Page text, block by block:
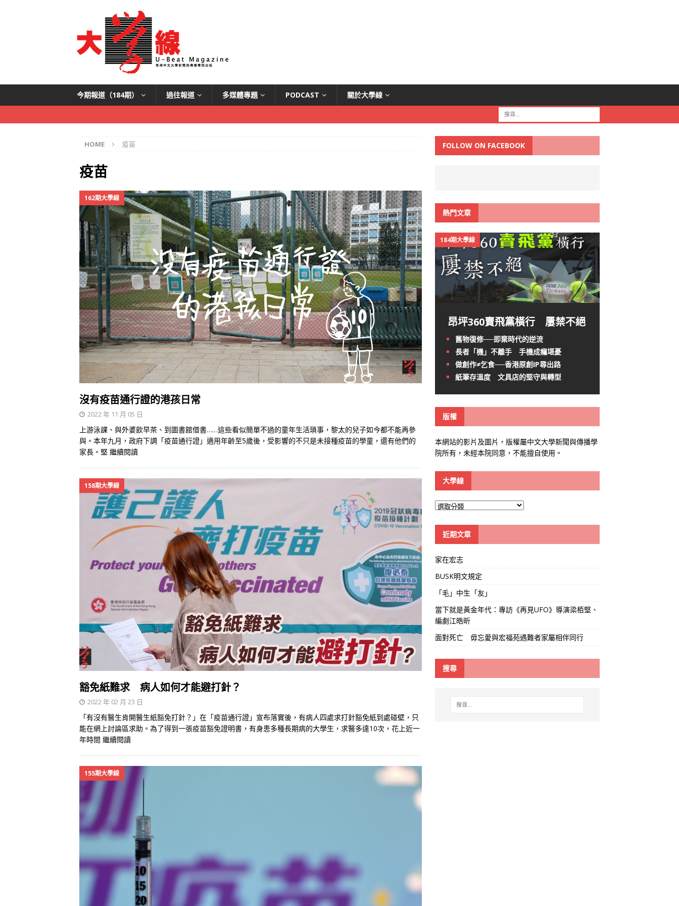
今期報道（184期） 過往報道 多媒體專題 PODCAST 關於大學線
HOME 疫苗
疫苗
162期大學線
沒有疫苗通行證的港孩日常
2022 年 11 月 05 日
上游泳課、與外婆飲早茶、到圖書館借書……這些看似簡單不過的童年生活瑣事，黎太的兒子如今都不能再參
與。本年九月，政府下調「疫苗通行證」適用年齡至5歲後，受影響的不只是未接種疫苗的學童，還有他們的
家長。堅 繼續閱讀
158期大學線
豁免紙難求 病人如何才能避打針？
2022 年 02 月 23 日
「有沒有醫生肯開醫生紙豁免打針？」在「疫苗通行證」宣布落實後，有病人四處求打針豁免紙到處碰壁，只
能在網上討論區求助。為了得到一張疫苗豁免證明書，有身患多種長期病的大學生，求醫多達10次，花上近一
年時間 繼續閱讀
155期大學線
FOLLOW ON FACEBOOK
熱門文章
184期大學線
昂坪360賣飛黨橫行 屢禁不絕
舊物復修──即棄時代的逆流
長者「機」不離手 手機成癮堪憂
做創作≠乞食──香港原創IP尋出路
紙筆存溫度 文具店的堅守與轉型
版權
本網站的影片及圖片，版權屬中文大學新聞與傳播學
院所有，未經本院同意，不能擅自使用。
大學線
大
線
近期文章
家在宏志
BUSK明文規定
「毛」中生「友」
當下就是黃金年代：專訪《再見UFO》導演梁栢堅、
編劇江皓昕
面對死亡 毋忘愛與宏福苑遇難者家屬相伴同行
搜尋